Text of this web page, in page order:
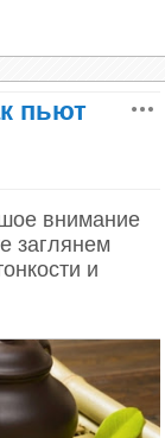
озера. В
пьют
внимание
заглянем
и